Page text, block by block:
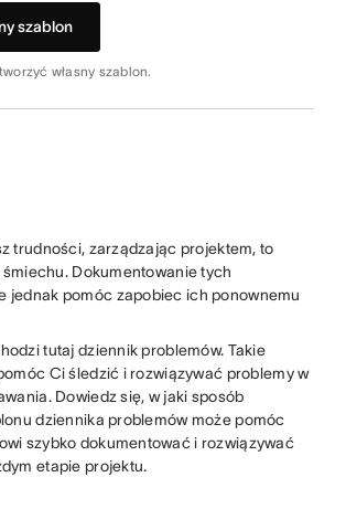
szablon
własny szablon.
trudności, zarządzając projektem, to
Dokumentowanie tych
jednak pomóc zapobiec ich ponownemu
tutaj dziennik problemów. Takie
Ci śledzić i rozwiązywać problemy w
Dowiedz się, w jaki sposób
dziennika problemów może pomóc
szybko dokumentować i rozwiązywać
etapie projektu.